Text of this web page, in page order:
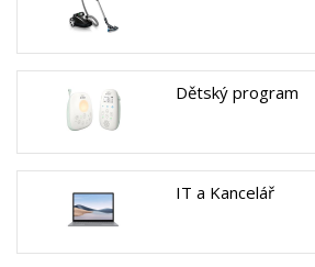
Dětský program
IT a Kancelář